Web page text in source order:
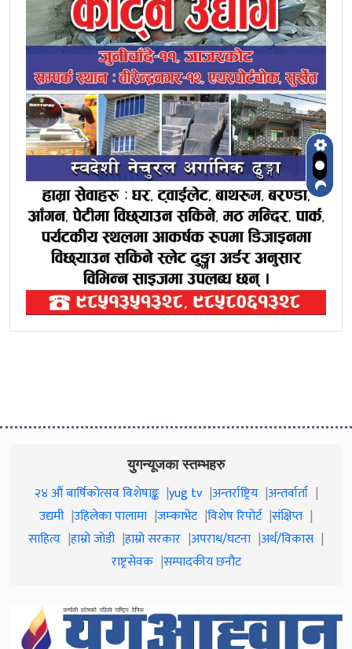
युगन्यूजका स्तम्भहरु
२४ औं बार्षिकोत्सव विशेषाङ्क yug tv अन्तर्राष्ट्रिय अन्तर्वार्ता
उद्यमी उहिलेका पालामा जम्काभेट विशेष रिपोर्ट संक्षिप्त
साहित्य हाम्रो जाेडी हाम्रो सरकार अपराध/घटना अर्थ/विकास
राष्ट्रसेवक सम्पादकीय छनौट